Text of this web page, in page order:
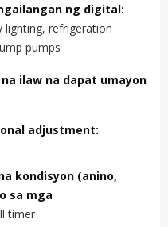
ng digital:
lighting, refrigeration
pumps
ilaw na dapat umayon
adjustment:
kondisyon (anino,
sa mga
timer